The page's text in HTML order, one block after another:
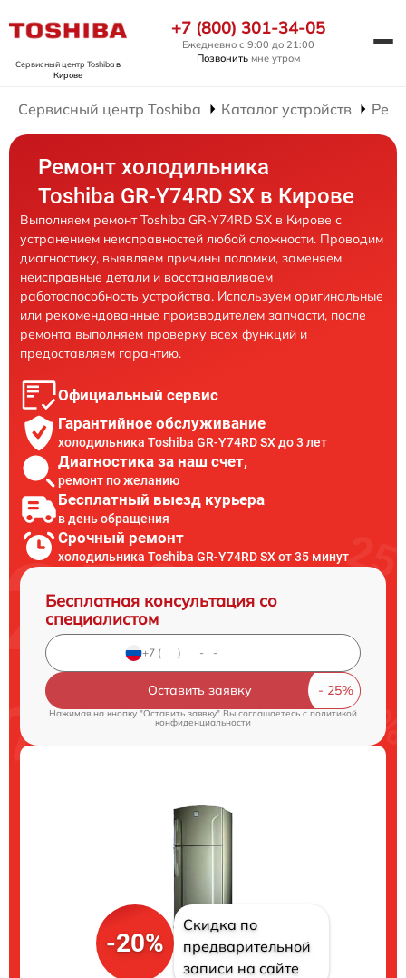
Сервисный центр Toshibaв
Кирове
+7 (800) 301-34-05
Ежедневно с 9:00 до 21:00
Позвонить мне утром
Сервисный центр Toshiba Каталог устройств
Ремонт холодильника
Toshiba GR-Y74RD SX в Кирове
Выполняем ремонт Toshiba GR-Y74RD SX в Кирове с
устранением неисправностей любой сложности. Проводим
диагностику, выявляем причины поломки, заменяем
неисправные детали и восстанавливаем
работоспособность устройства. Используем оригинальные
или рекомендованные производителем запчасти, после
ремонта выполняем проверку всех функций и
предоставляем гарантию.
Официальный сервис
Гарантийное обслуживание
холодильника Toshiba GR-Y74RD SX до 3 лет
Диагностика за наш счет,
ремонт по желанию
Бесплатный выезд курьера
в день обращения
Срочный ремонт
холодильника Toshiba GR-Y74RD SX от 35 минут
Бесплатная консультация со
специалистом
Оставить заявку
Нажимая на кнопку "Оставить заявку" Вы соглашаетесь cполитикой
конфиденциальности
-20%
Скидка по
предварительной
записи на сайте